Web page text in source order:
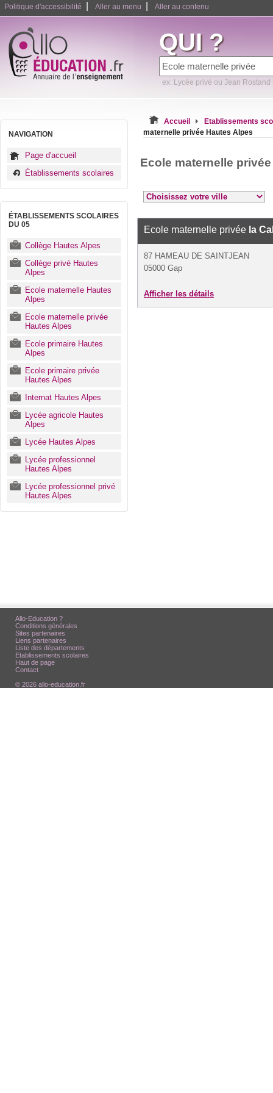
Politique d'accessibilité Aller au menu Aller au contenu
QUI ?
ex: Lycée privé ou Jean Rostand
NAVIGATION
Page d'accueil
Établissements scolaires
ÉTABLISSEMENTS SCOLAIRES
DU 05
Collège Hautes Alpes
Collège privé Hautes
Alpes
Ecole maternelle Hautes
Alpes
Ecole maternelle privée
Hautes Alpes
Ecole primaire Hautes
Alpes
Ecole primaire privée
Hautes Alpes
Internat Hautes Alpes
Lycée agricole Hautes
Alpes
Lycée Hautes Alpes
Lycée professionnel
Hautes Alpes
Lycée professionnel privé
Hautes Alpes
Accueil
Etablissements
maternelle privée Hautes Alpes
Ecole maternelle
Ecole maternelle privée la
87 HAMEAU DE SAINTJEAN
05000 Gap
Afficher les détails
Allo-Education ?
Conditions générales
Sites partenaires
Liens partenaires
Liste des départements
Etablissements scolaires
Haut de page
Contact
© 2026 allo-education.fr